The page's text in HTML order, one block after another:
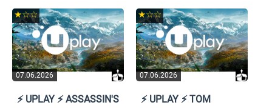
07.06.2026
★☆☆
⚡️ UPLAY ⚡️ ASSASSIN'S
07.06.2026
★☆☆
⚡️ UPLAY ⚡️ TOM